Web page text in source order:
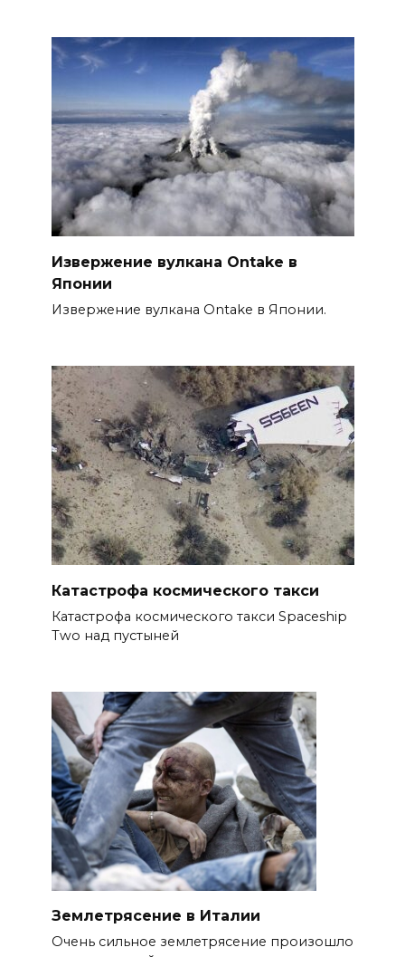
Извержение вулкана Ontake в
Японии
Извержение вулкана Ontake в Японии.
Катастрофа космического такси
Катастрофа космического такси Spaceship
Two над пустыней
Землетрясение в Италии
Очень сильное землетрясение произошло